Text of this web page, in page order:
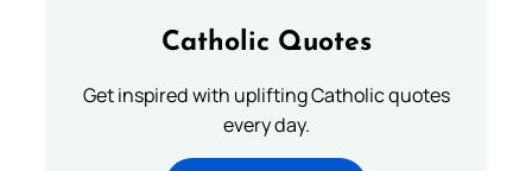
Catholic Quotes
Get inspired with uplifting Catholic quotes
every day.